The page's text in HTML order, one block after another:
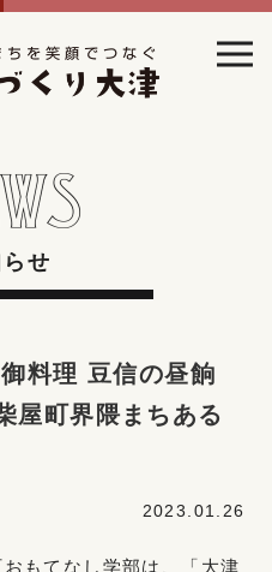
せ
料理 豆信の昼餉
屋町界隈まちある
2023.01.26
もてなし学部は、「大津